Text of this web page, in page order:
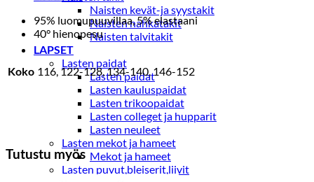
Naisten kevät-ja syystakit
Naisten nahkatakit
Naisten talvitakit
LAPSET
Lasten paidat
Lasten paidat
Lasten kauluspaidat
Lasten trikoopaidat
Lasten colleget ja hupparit
Lasten neuleet
Lasten mekot ja hameet
Mekot ja hameet
Lasten puvut,bleiserit,liivit
95% luomupuuvillaa, 5% elastaani
40° hienopesu
Koko 116, 122-128, 134-140, 146-152
Tutustu myös